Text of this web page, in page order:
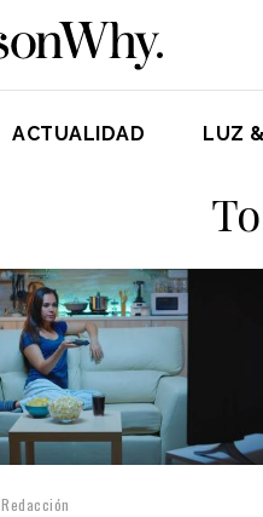
ACTUALIDAD LUZ
Redacción